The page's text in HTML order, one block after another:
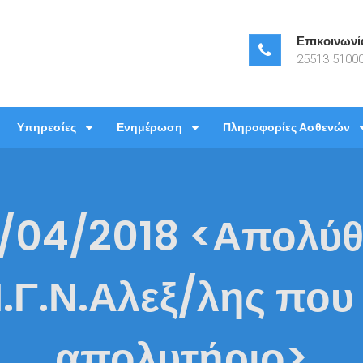
Γενικό 25513
Υπηρεσίες Ενημέρωση Πληροφορίες Ασθενών
2018
λης που